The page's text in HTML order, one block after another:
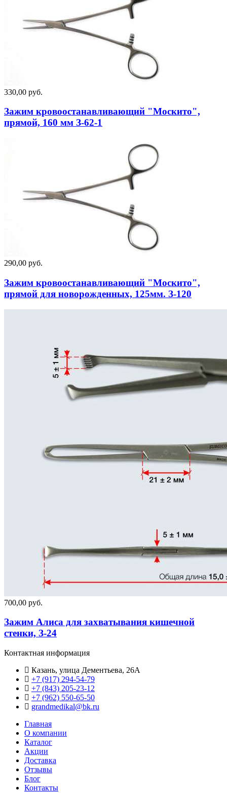
330,00 руб.
Зажим кровоостанавливающий "Москито",
прямой, 160 мм З-62-1
290,00 руб.
Зажим кровоостанавливающий "Москито",
прямой для новорожденных, 125мм. З-120
700,00 руб.
Зажим Алиса для захватывания кишечной
стенки, З-24
Контактная информация
Казань, улица Дементьева, 26А
+7 (917) 294-54-79
+7 (843) 205-23-12
+7 (962) 550‑65‑50‬
grandmedikal@bk.ru
Главная
О компании
Каталог
Акции
Доставка
Отзывы
Блог
Контакты